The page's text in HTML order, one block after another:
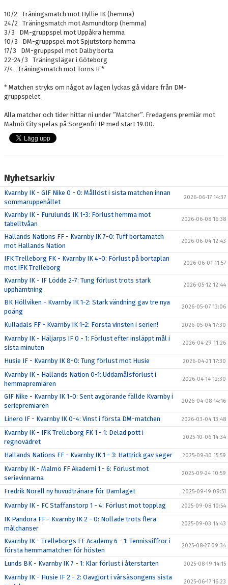
10/2 Träningsmatch mot Hyllie IK (hemma)
24/2 Träningsmatch mot Asmundtorp (hemma)
3/3 DM-gruppspel mot Uppåkra hemma
10/3 DM-gruppspel mot Spjutstorp hemma
17/3 DM-gruppspel mot Dalby borta
22-24/3 Träningsläger i Göteborg
7/4 Träningsmatch mot Torns IF*
* Matchen stryks om något av lagen lyckas gå vidare från DM-
gruppspelet.
Alla matcher och tider hittar ni under ”Matcher”. Fredagens premiär mot
Malmö City spelas på Sorgenfri IP med start 19.00.
Nyhetsarkiv
Kvarnby IK - GIF Nike 0 - 0: Mållöst i sista matchen innan
sommaruppehållet
2026-06-17 14:37
Kvarnby IK - Furulunds IK 1-3: Förlust hemma mot
tabelltvåan
2026-06-08 16:38
Hallands Nations FF - Kvarnby IK 7-0: Tuff bortamatch
mot Hallands Nation
2026-06-04 12:43
IFK Trelleborg FK - Kvarnby IK 4-0: Förlust på bortaplan
mot IFK Trelleborg
2026-06-01 11:57
Kvarnby IK - IF Lödde 2-7: Tung förlust trots stark
upphämtning
2026-05-12 12:44
BK Höllviken - Kvarnby IK 1-2: Stark vändning gav tre nya
poäng
2026-05-07 13:06
Kulladals FF - Kvarnby IK 1-2: Första vinsten i serien! 2026-05-04 17:30
Kvarnby IK - Häljarps IF 0 - 1: Förlust efter insläppt mål i
sista minuten
2026-04-29 11:26
Husie IF - Kvarnby IK 8-0: Tung förlust mot Husie 2026-04-21 17:30
Kvarnby IK - Hallands Nation 0-1: Uddamålsförlust i
hemmapremiären
2026-04-14 12:30
GIF Nike - Kvarnby IK 1-0: Sent avgörande fällde Kvarnby i
seriepremiären
2026-04-08 14:16
Linero IF - Kvarnby IK 0-4: Vinst i första DM-matchen 2026-03-04 13:48
Kvarnby IK - IFK Trelleborg FK 1 - 1: Delad pott i
regnovädret
2025-10-06 14:34
Hallands Nations FF - Kvarnby IK 1 - 3: Hattrick gav seger 2025-09-30 15:59
Kvarnby IK - Malmö FF Akademi 1 - 6: Förlust mot
serievinnarna
2025-09-24 10:59
Fredrik Norell ny huvudtränare för Damlaget 2025-09-19 09:51
Kvarnby IK - FC Staffanstorp 1 - 4: Förlust mot topplag 2025-09-08 10:54
IK Pandora FF - Kvarnby IK 2 - 0: Nollade trots flera
målchanser
2025-09-03 14:43
Kvarnby IK - Trelleborgs FF Academy 6 - 1: Tennissiffror i
första hemmamatchen för hösten
2025-08-27 09:34
Lunds BK - Kvarnby IK 7 - 1: Klar förlust i återstarten 2025-08-19 14:15
Kvarnby IK - Husie IF 2 - 2: Oavgjort i vårsäsongens sista
2025-06-17 16:23